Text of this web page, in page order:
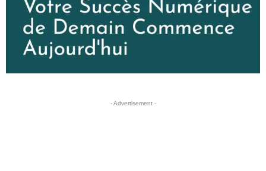
- Advertisement -